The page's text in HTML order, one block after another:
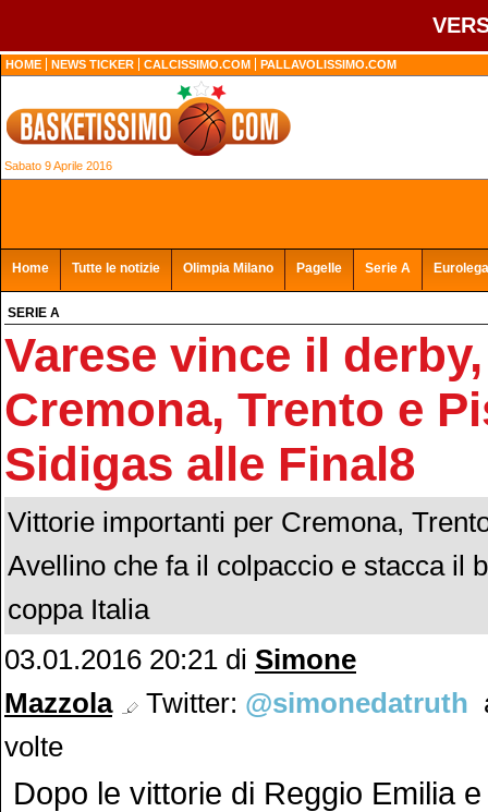
HOME NEWS TICKER CALCISSIMO.COM PALLAVOLISSIMO.COM
Sabato 9 Aprile 2016
Home Tutte le notizie Olimpia Milano Pagelle Serie A Eurolega
SERIE A
Varese vince il
Cremona, Trento e
Sidigas alle Final8
Vittorie importanti per Cremona,
Avellino che fa il colpaccio e stacca il
coppa Italia
03.01.2016 20:21 di Simone
Mazzola
Twitter: @simonedatruth
volte
Dopo le vittorie di Reggio Emilia